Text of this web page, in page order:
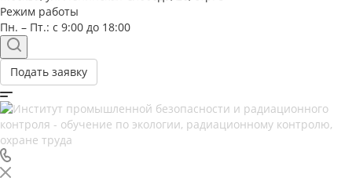
Режим работы
Пн. – Пт.: с 9:00 до 18:00
Подать заявку